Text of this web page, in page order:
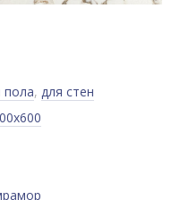
пола, для стен